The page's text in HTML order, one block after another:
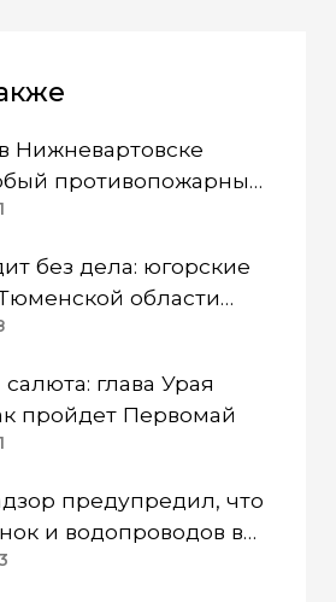
Нижневартовске
противопожарный
без дела: югорские
области
смены
глава Урая
пройдет Первомай
предупредил, что
и водопроводов в
непригодна для